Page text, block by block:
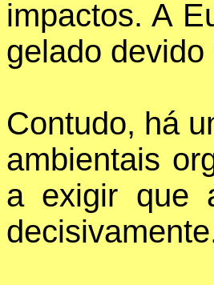
impactos. A
gelado
Contudo, há
ambientais
a exigir que